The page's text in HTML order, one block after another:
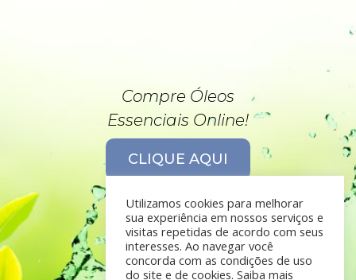
Compre Óleos
Essenciais Online!
CLIQUE AQUI
Utilizamos cookies para melhorar
sua experiência em nossos serviços e
visitas repetidas de acordo com seus
interesses. Ao navegar você
concorda com as condições de uso
do site e de cookies. Saiba mais